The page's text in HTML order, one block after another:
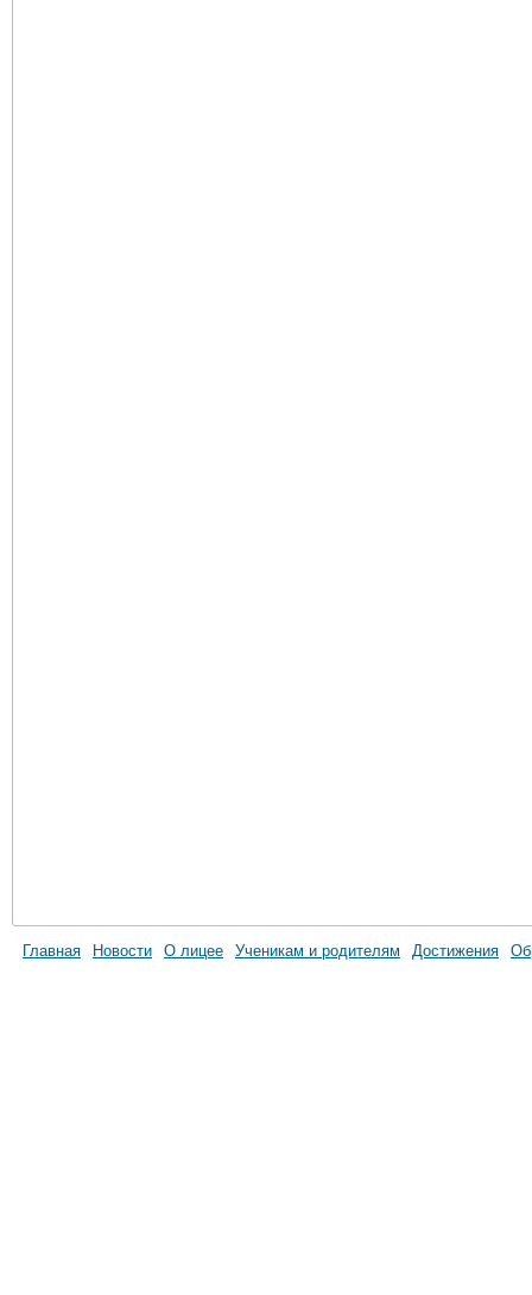
Главная Новости О лицее Ученикам и родителям Достижения